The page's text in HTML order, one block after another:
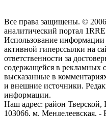
Все права защищены. ©
аналитический портал
Использование
активной гиперссылки на
ответственности за
содержащейся в рекламных
высказанные в
и внешние источники.
информации.
Наш адрес: район Тверской,
103066, м. Менделеевская, -